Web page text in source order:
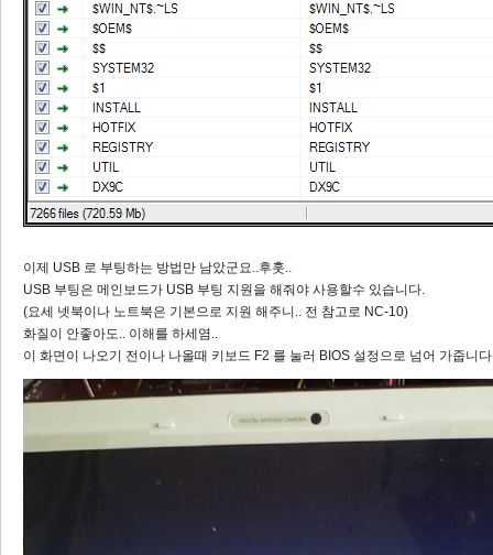
이제 USB 로 부팅하는 방법만 남았군요..후훗..
USB 부팅은 메인보드가 USB 부팅 지원을 해줘야 사용할수 있습니다.
(요세 넷북이나 노트북은 기본으로 지원 해주니.. 전 참고로 NC-10)
화질이 안좋아도.. 이해를 하세염..
이 화면이 나오기 전이나 나올때 키보드 F2 를 눌러 BIOS 설정으로 넘어 가줍니